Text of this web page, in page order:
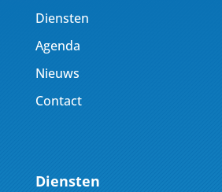
Diensten
Agenda
Nieuws
Contact
Diensten